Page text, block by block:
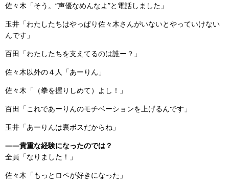
佐々木「そう。“声優なめんなよ”と電話しました」
玉井「わたしたちはやっぱり佐々木さんがいないとやっていけない
んです」
百田「わたしたちを支えてるのは誰ー？」
佐々木以外の４人「あーりん」
佐々木「（拳を握りしめて）よし！」
百田「これであーりんのモチベーションを上げるんです」
玉井「あーりんは裏ボスだからね」
――貴重な経験になったのでは？
全員「なりました！」
佐々木「もっとロペが好きになった」